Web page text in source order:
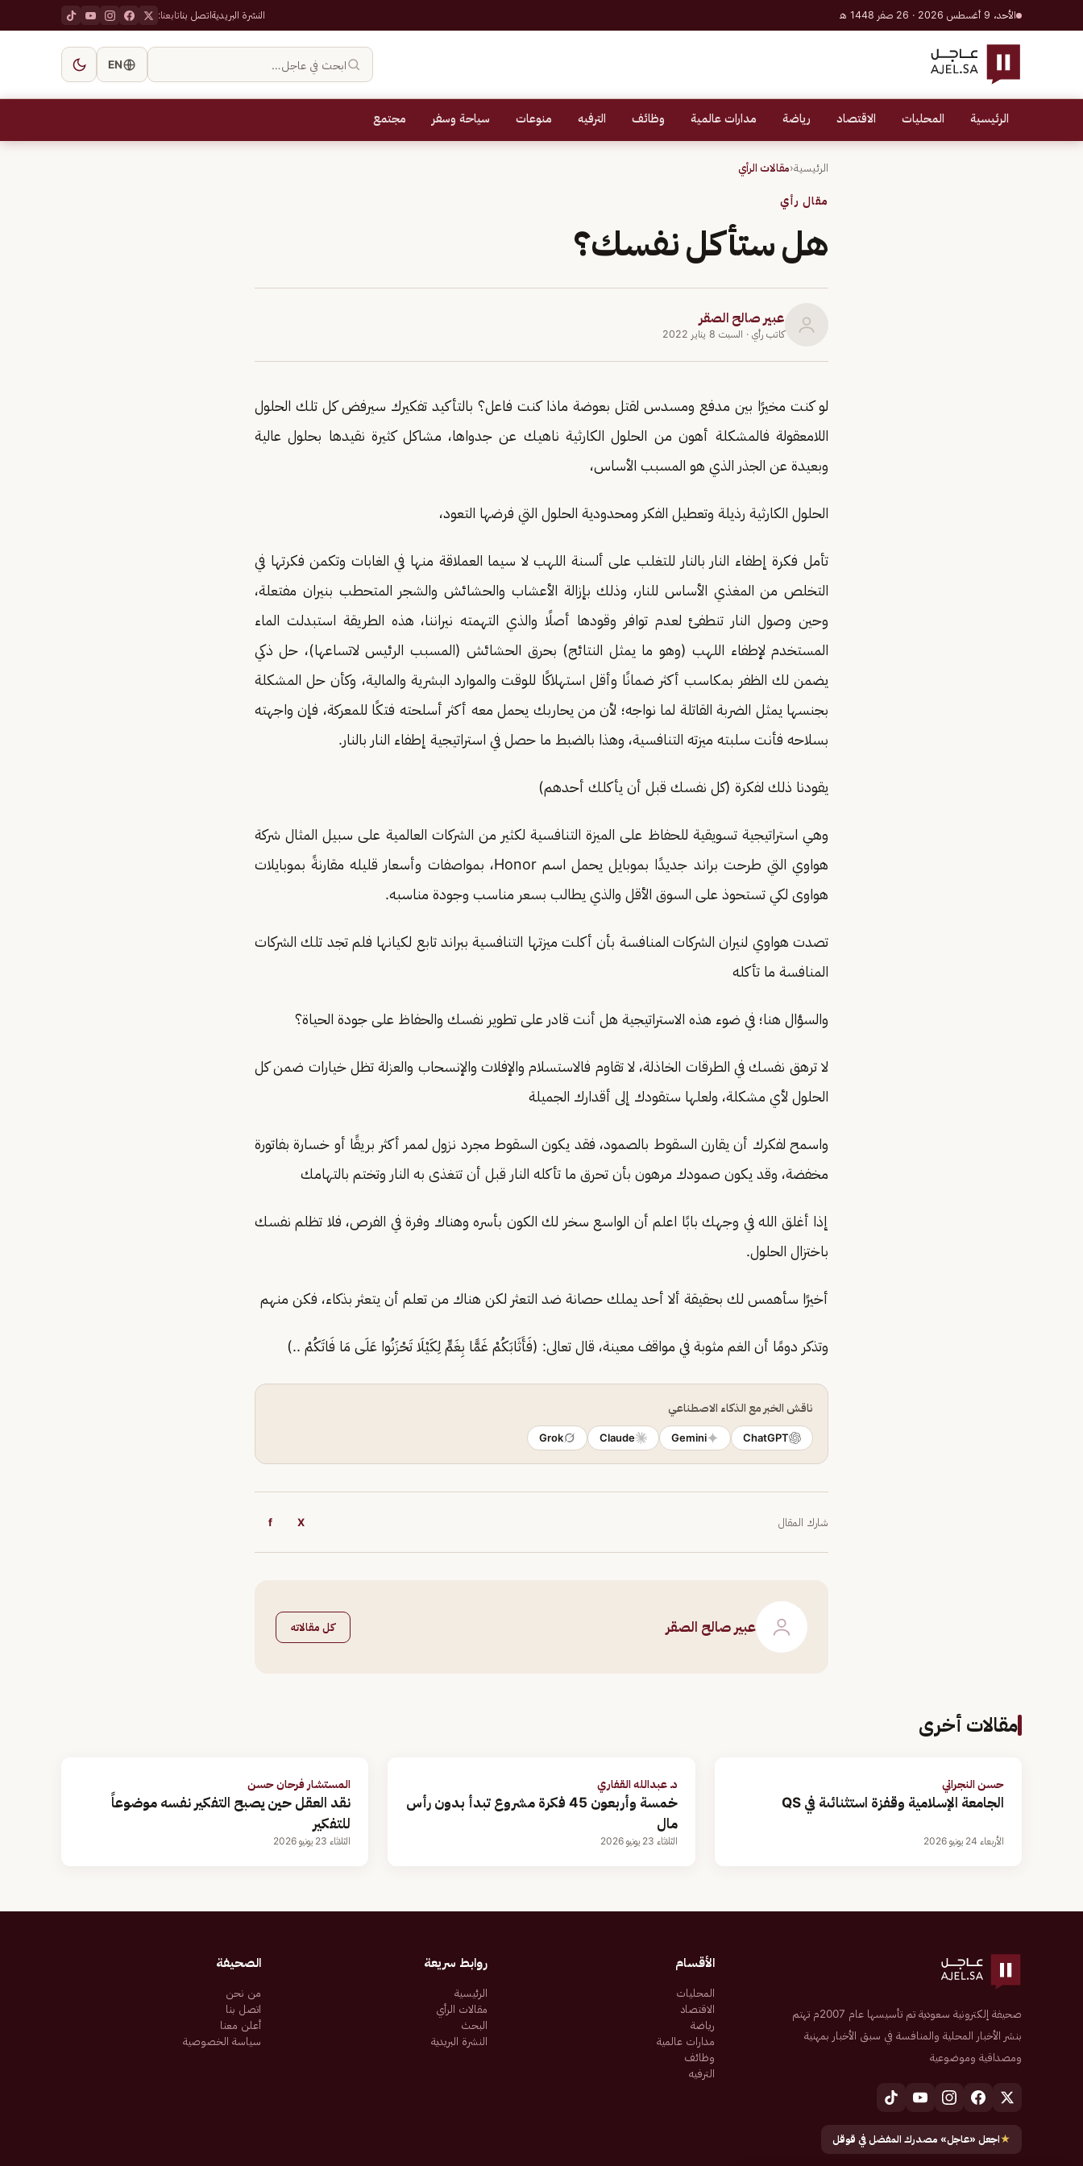
الأحد، 9 أغسطس 2026 · 26 صفر 1448 هـ النشرة البريديةاتصل بناتابعنا:
ابحث في عاجل… EN
الرئيسية المحليات الاقتصاد رياضة مدارات عالمية وظائف الترفيه منوعات سياحة وسفر مجتمع
الرئيسية‹مقالات الرأي
مقال رأي
هل ستأكل نفسك؟
عبير صالح الصقر
كاتب رأي · السبت 8 يناير 2022
لو كنت مخيرًا بين مدفع ومسدس لقتل بعوضة ماذا كنت فاعل؟ بالتأكيد تفكيرك سيرفض كل تلك الحلول
اللامعقولة فالمشكلة أهون من الحلول الكارثية ناهيك عن جدواها، مشاكل كثيرة نقيدها بحلول عالية
وبعيدة عن الجذر الذي هو المسبب الأساس،
الحلول الكارثية رذيلة وتعطيل الفكر ومحدودية الحلول التي فرضها التعود،
تأمل فكرة إطفاء النار بالنار للتغلب على ألسنة اللهب لا سيما العملاقة منها في الغابات وتكمن فكرتها في
التخلص من المغذي الأساس للنار، وذلك بإزالة الأعشاب والحشائش والشجر المتحطب بنيران مفتعلة،
وحين وصول النار تنطفئ لعدم توافر وقودها أصلًا والذي التهمته نيراننا، هذه الطريقة استبدلت الماء
المستخدم لإطفاء اللهب (وهو ما يمثل النتائج) بحرق الحشائش (المسبب الرئيس لاتساعها)، حل ذكي
يضمن لك الظفر بمكاسب أكثر ضمانًا وأقل استهلاكًا للوقت والموارد البشرية والمالية، وكأن حل المشكلة
بجنسها يمثل الضربة القاتلة لما نواجه؛ لأن من يحاربك يحمل معه أكثر أسلحته فتكًا للمعركة، فإن واجهته
بسلاحه فأنت سلبته ميزته التنافسية، وهذا بالضبط ما حصل في استراتيجية إطفاء النار بالنار.
يقودنا ذلك لفكرة (كل نفسك قبل أن يأكلك أحدهم)
وهي استراتيجية تسويقية للحفاظ على الميزة التنافسية لكثير من الشركات العالمية على سبيل المثال شركة
هواوي التي طرحت براند جديدًا بموبايل يحمل اسم Honor، بمواصفات وأسعار قليله مقارنةً بموبايلات
هواوى لكي تستحوذ على السوق الأقل والذي يطالب بسعر مناسب وجودة مناسبه.
تصدت هواوي لنيران الشركات المنافسة بأن أكلت ميزتها التنافسية ببراند تابع لكيانها فلم تجد تلك الشركات
المنافسة ما تأكله
والسؤال هنا؛ في ضوء هذه الاستراتيجية هل أنت قادر على تطوير نفسك والحفاظ على جودة الحياة؟
لا ترهق نفسك في الطرقات الخاذلة، لا تقاوم فالاستسلام والإفلات والإنسحاب والعزلة تظل خيارات ضمن كل
الحلول لأي مشكلة، ولعلها ستقودك إلى أقدارك الجميلة
واسمح لفكرك أن يقارن السقوط بالصمود، فقد يكون السقوط مجرد نزول لممر أكثر بريقًا أو خسارة بفاتورة
مخفضة، وقد يكون صمودك مرهون بأن تحرق ما تأكله النار قبل أن تتغذى به النار وتختم بالتهامك
إذا أغلق الله في وجهك بابًا اعلم أن الواسع سخر لك الكون بأسره وهناك وفرة في الفرص، فلا تظلم نفسك
باختزال الحلول.
أخيرًا سأهمس لك بحقيقة ألا أحد يملك حصانة ضد التعثر لكن هناك من تعلم أن يتعثر بذكاء، فكن منهم
وتذكر دومًا أن الغم مثوبة في مواقف معينة، قال تعالى: (فَأَثَابَكُمْ غَمًّا بِغَمٍّ لِكَيْلَا تَحْزَنُوا عَلَى مَا فَاتَكُمْ ..)
ناقش الخبر مع الذكاء الاصطناعي
ChatGPT
Gemini
Claude
Grok
شارك المقال X
f
عبير صالح الصقر كل مقالاته
مقالات أخرى
حسن النجراني
الجامعة الإسلامية وقفزة استثنائىة في QS
الأربعاء 24 يونيو 2026
د. عبدالله القفاري
خمسة وأربعون 45 فكرة مشروع تبدأ بدون رأس
مال
الثلاثاء 23 يونيو 2026
المستشار فرحان حسن
نقد العقل حين يصبح التفكير نفسه موضوعاً
للتفكير
الثلاثاء 23 يونيو 2026
صحيفة إلكترونية سعودية تم تأسيسها عام 2007م تهتم
بنشر الأخبار المحلية والمنافسة في سبق الأخبار بمهنية
ومصداقية وموضوعية
★اجعل «عاجل» مصدرك المفضل في قوقل
الأقسام
المحليات
الاقتصاد
رياضة
مدارات عالمية
وظائف
الترفيه
روابط سريعة
الرئيسية
مقالات الرأي
البحث
النشرة البريدية
الصحيفة
من نحن
اتصل بنا
أعلن معنا
سياسة الخصوصية